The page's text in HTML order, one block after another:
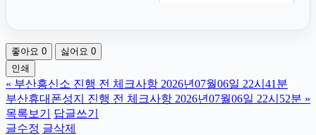
용인하수구막힘
좋아요 0 싫어요 0
인쇄
« 부산흥신소 진행 전 체크사항 2026년07월06일 22시41분
부산휴대폰성지 진행 전 체크사항 2026년07월06일 22시52분 »
목록보기
답글쓰기
글수정 글삭제